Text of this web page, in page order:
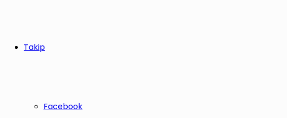
Takip
Facebook